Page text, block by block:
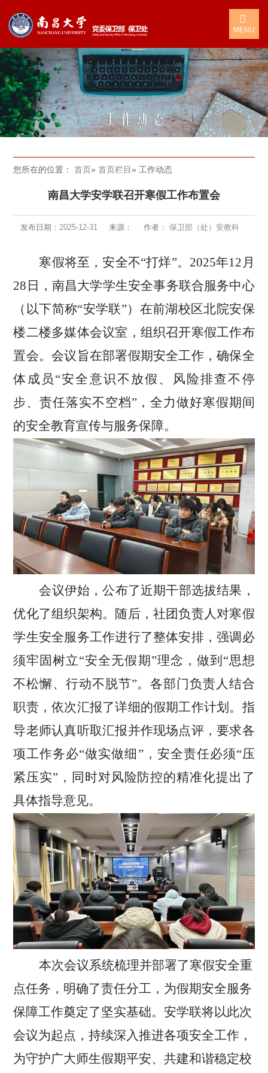
MENU
您所在的位置：首页»首页栏目» 工作动态
南昌大学安学联召开寒假工作布置会
发布日期： 2025-12-31 来源： 作者： 保卫部（处）安教科
寒假将至，安全不“打烊”。 2025年12月
28日 ，南昌大学学生安全事务联合服务中心
（以下简称“安学联”）在前湖校区北院安保
楼二楼多媒体会议室， 组织召开寒假工作布
置会。会议 旨在部署假期安全工作，确保全
体成员 “安全意识不放假、风险排查不停
步、责任落实不空档”，全力做好寒假期间
的安全教育宣传与服务保障。
会议伊始 ，公布了近期干部选拔结果，
优化了组织架构。 随后，社团负责人对寒假
学生安全服务工作进行了整体安排，强调 必
须牢固树立“安全无假期”理念 ， 做到 “思想
不松懈、行动不脱节”。各部门负责人结合
职责，依次汇报了详细的假期工作计划 。 指
导老师认真听取汇报并作现场点评，要求各
项工作务必“做实做细”，安全责任必须“压
紧压实”，同时对风险防控的精准化提出了
具体指导意见。
本次会议系统梳理并部署了寒假安全重
点任务，明确了责任分工，为假期安全服务
保障工作奠定了坚实基础。安学联将以此次
会议为起点，持续深入推进各项安全工作，
为守护广大师生假期平安、共建和谐稳定校